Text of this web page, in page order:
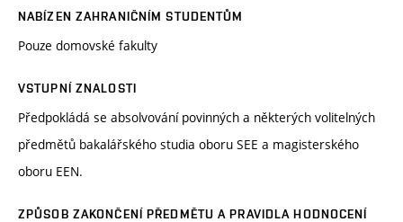
NABÍZEN ZAHRANIČNÍM STUDENTŮM
Pouze domovské fakulty
VSTUPNÍ ZNALOSTI
Předpokládá se absolvování povinných a některých volitelných
předmětů bakalářského studia oboru SEE a magisterského
oboru EEN.
ZPŮSOB ZAKONČENÍ PŘEDMĚTU A PRAVIDLA HODNOCENÍ